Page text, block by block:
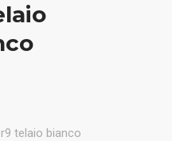
r9 telaio bianco